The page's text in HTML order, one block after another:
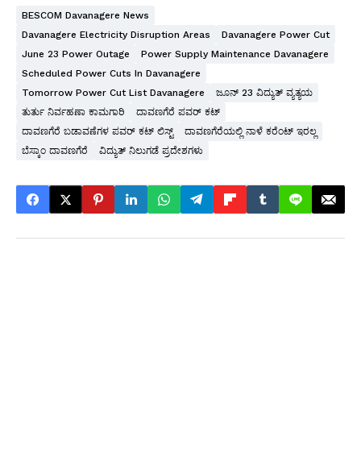
BESCOM Davanagere News
Davanagere Electricity Disruption Areas
Davanagere Power Cut
June 23 Power Outage
Power Supply Maintenance Davanagere
Scheduled Power Cuts In Davanagere
Tomorrow Power Cut List Davanagere
ಜೂನ್ 23 ವಿದ್ಯುತ್ ವ್ಯತ್ಯಯ
ತುರ್ತು ನಿರ್ವಹಣಾ ಕಾಮಗಾರಿ
ದಾವಣಗೆರೆ ಪವರ್ ಕಟ್
ದಾವಣಗೆರೆ ಬಡಾವಣೆಗಳ ಪವರ್ ಕಟ್ ಲಿಸ್ಟ್
ದಾವಣಗೆರೆಯಲ್ಲಿ ನಾಳೆ ಕರೆಂಟ್ ಇರಲ್ಲ
ಬೆಸ್ಕಾಂ ದಾವಣಗೆರೆ
ವಿದ್ಯುತ್ ನಿಲುಗಡೆ ಪ್ರದೇಶಗಳು